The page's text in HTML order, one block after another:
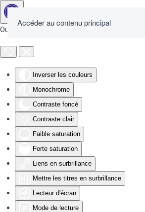
Outils d'accessibilité
Inverser les couleurs
Monochrome
Contraste foncé
Contraste clair
Faible saturation
Forte saturation
Liens en surbrillance
Mettre les titres en surbrillance
Lecteur d'écran
Mode de lecture
Accéder au contenu principal